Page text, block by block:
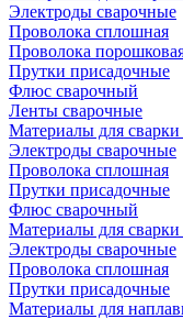
Электроды сварочные
Проволока сплошная
Проволока
Прутки присадочные
Флюс сварочный
Ленты сварочные
Материалы для
Электроды сварочные
Проволока сплошная
Прутки присадочные
Флюс сварочный
Материалы для
Электроды сварочные
Проволока сплошная
Прутки присадочные
Материалы для